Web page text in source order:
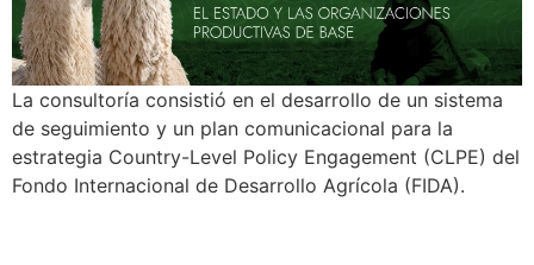
La consultoría consistió en el desarrollo de un sistema
de seguimiento y un plan comunicacional para la
estrategia Country-Level Policy Engagement (CLPE) del
Fondo Internacional de Desarrollo Agrícola (FIDA).